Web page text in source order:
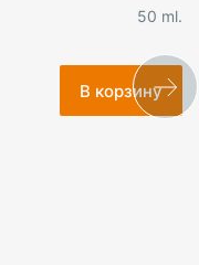
50 ml.
В корзину